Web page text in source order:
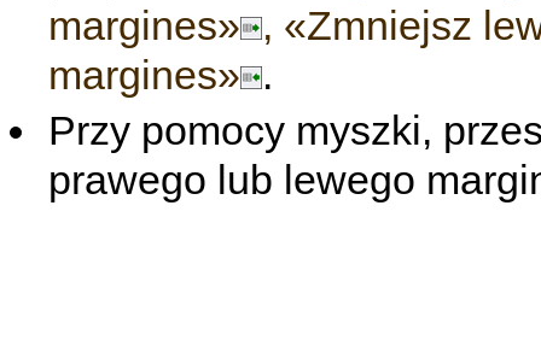
margines» , «Zmniejsz
margines» .
Przy pomocy myszki,
prawego lub lewego